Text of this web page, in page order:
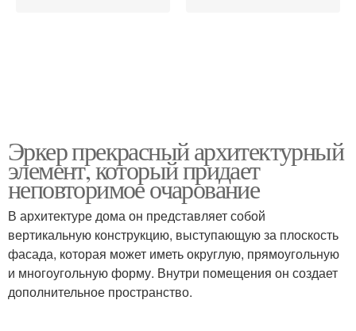
Эркер прекрасный архитектурный
элемент, который придает
неповторимое очарование
В архитектуре дома он представляет собой
вертикальную конструкцию, выступающую за плоскость
фасада, которая может иметь округлую, прямоугольную
и многоугольную форму. Внутри помещения он создает
дополнительное пространство.